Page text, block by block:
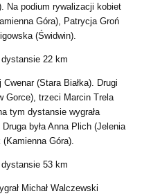
Na podium rywalizacji kobiet
Góra), Patrycja Groń
(Świdwin).
22 km
(Stara Białka). Drugi
Gorce), trzeci Marcin Trela
tym dystansie wygrała
była Anna Plich (Jelenia
Góra).
53 km
Michał Walczewski